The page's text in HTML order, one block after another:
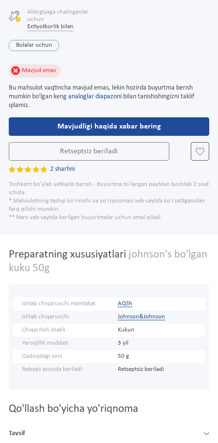
Allergiyaga chalinganlar
uchun
Extiyotkorlik bilan
Bolalar uchun
Mavjud emas
Bu mahsulot vaqtincha mavjud emas, lekin hozirda buyurtma berish
mumkin bo'lgan keng analoglar diapazoni bilan tanishishingizni taklif
qilamiz.
Mavjudligi haqida xabar bering
Retseptsiz beriladi
2 sharhni
Toshkent bo'ylab yetkazib berish - Buyurtma to'langan paytdan boshlab 2 soat
ichida.
* Mahsulotning tashqi ko'rinishi va yo'riqnomasi veb-saytda ko'rsatilganidan
farq qilishi mumkin
** Narx veb-saytda berilgan buyurtmalar uchun amal qiladi
Preparatning xususiyatlari johnson's bo'lgan
kuku 50g
Ishlab chiqaruvchi mamlakat AQSh
Ishlab chiqaruvchi Johnson&Johnson
Chiqarilish shakli Kukun
Yaroqlilik muddati 3 yil
Qadoqdagi soni 50 g
Retsept asosida beriladi Retseptsiz beriladi
Qo'llash bo'yicha yo'riqnoma
Tavsif